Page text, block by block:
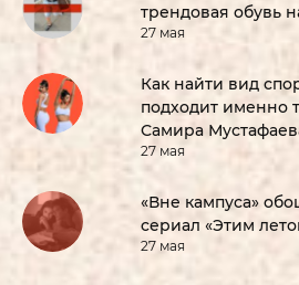
трендовая обувь
27 мая
Как найти вид
подходит именно
Самира
27 мая
«Вне кампуса»
сериал «Этим
27 мая